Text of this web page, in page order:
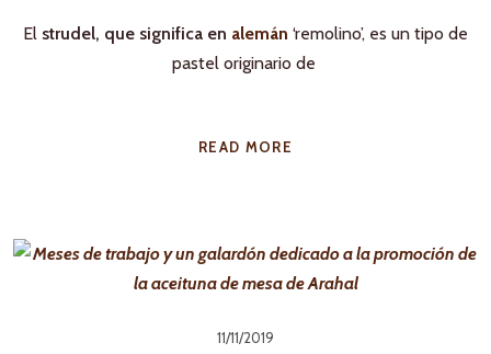
El strudel, que significa en alemán ‘remolino’, es un tipo de
pastel originario de
READ MORE
11/11/2019